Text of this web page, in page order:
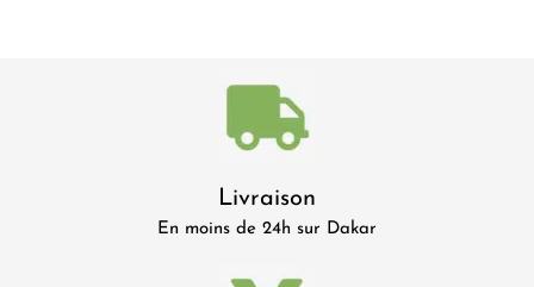
Livraison
En moins de 24h sur Dakar